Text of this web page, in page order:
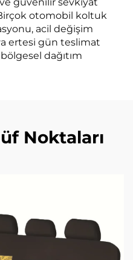
otomobil koltuk
acil değişim
ertesi gün teslimat
dağıtım
Noktaları